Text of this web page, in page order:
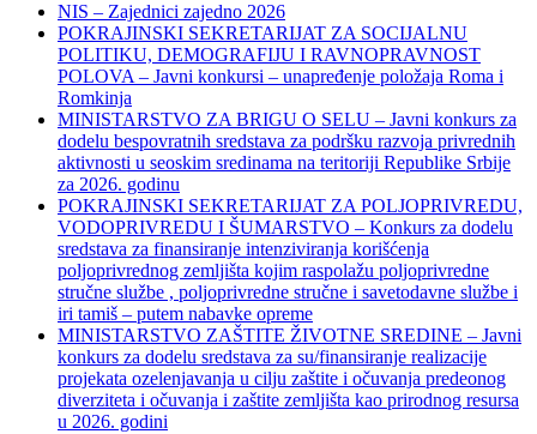
NIS – Zajednici zajedno 2026
POKRAJINSKI SEKRETARIJAT ZA SOCIJALNU
POLITIKU, DEMOGRAFIJU I RAVNOPRAVNOST
POLOVA – Javni konkursi – unapređenje položaja Roma i
Romkinja
MINISTARSTVO ZA BRIGU O SELU – Javni konkurs za
dodelu bespovratnih sredstava za podršku razvoja privrednih
aktivnosti u seoskim sredinama na teritoriji Republike Srbije
za 2026. godinu
POKRAJINSKI SEKRETARIJAT ZA POLJOPRIVREDU,
VODOPRIVREDU I ŠUMARSTVO – Konkurs za dodelu
sredstava za finansiranje intenziviranja korišćenja
poljoprivrednog zemljišta kojim raspolažu poljoprivredne
stručne službe , poljoprivredne stručne i savetodavne službe i
iri tamiš ‒ putem nabavke opreme
MINISTARSTVO ZAŠTITE ŽIVOTNE SREDINE – Javni
konkurs za dodelu sredstava za su/finansiranje realizacije
projekata ozelenjavanja u cilju zaštite i očuvanja predeonog
diverziteta i očuvanja i zaštite zemljišta kao prirodnog resursa
u 2026. godini